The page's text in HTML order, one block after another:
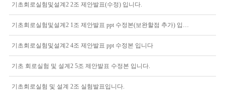
기초회로실험및설계2 2조 제안발표(수정) 입니다.
기초회로실험및설계2 4조 제안발표 ppt 수정본 입니다
기초 회로실험 및 설계2 5조 제안발표 수정본 입니다.
기초회로실험 및 설계 2조 실험발표입니다.